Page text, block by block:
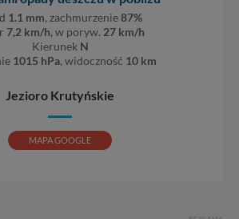
1.1 mm, zachmurzenie87%
7,2 km/h, w poryw. 27 km/h
Kierunek N
1015 hPa, widoczność 10 km
Jezioro Krutyńskie
MAPA GOOGLE